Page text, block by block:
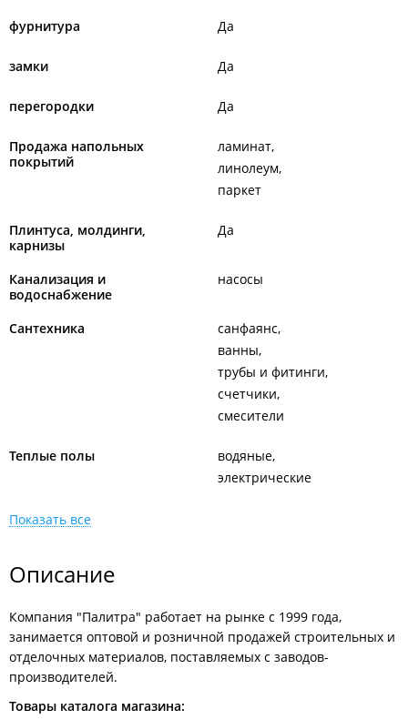
фурнитура Да
замки Да
перегородки Да
Продажа напольных
покрытий
ламинат
линолеум
паркет
Плинтуса, молдинги,
карнизы
Да
Канализация и
водоснабжение
насосы
Сантехника
санфаянс
ванны
трубы и фитинги
счетчики
смесители
Теплые полы
водяные
электрические
Показать все
Описание
Компания "Палитра" работает на рынке с 1999 года,
занимается оптовой и розничной продажей строительных и
отделочных материалов, поставляемых с заводов-
производителей.
Товары каталога магазина: